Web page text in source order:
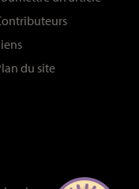
du site